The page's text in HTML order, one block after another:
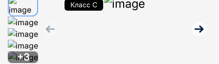
Класс C
+3